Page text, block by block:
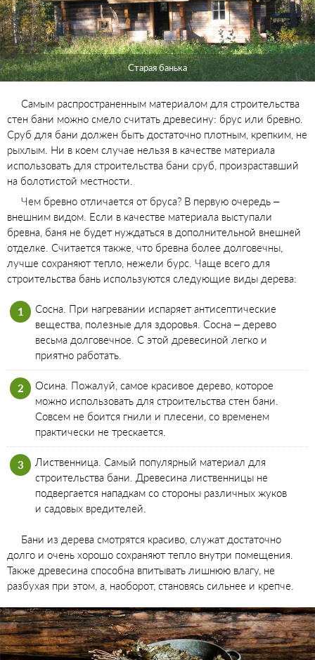
Старая банька
Самым распространенным материалом для строительства
стен бани можно смело считать древесину: брус или бревно.
Сруб для бани должен быть достаточно плотным, крепким, не
рыхлым. Ни в коем случае нельзя в качестве материала
использовать для строительства бани сруб, произраставший
на болотистой местности.
Чем бревно отличается от бруса? В первую очередь –
внешним видом. Если в качестве материала выступали
бревна, баня не будет нуждаться в дополнительной внешней
отделке. Считается также, что бревна более долговечны,
лучше сохраняют тепло, нежели бурс. Чаще всего для
строительства бань используются следующие виды дерева:
Сосна. При нагревании испаряет антисептические
вещества, полезные для здоровья. Сосна – дерево
весьма долговечное. С этой древесиной легко и
приятно работать.
Осина. Пожалуй, самое красивое дерево, которое
можно использовать для строительства стен бани.
Совсем не боится гнили и плесени, со временем
практически не трескается.
Лиственница. Самый популярный материал для
строительства бани. Древесина лиственницы не
подвергается нападкам со стороны различных жуков
и садовых вредителей.
Бани из дерева смотрятся красиво, служат достаточно
долго и очень хорошо сохраняют тепло внутри помещения.
Также древесина способна впитывать лишнюю влагу, не
разбухая при этом, а, наоборот, становясь сильнее и крепче.